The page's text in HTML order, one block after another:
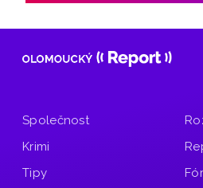
Společnost
Krimi
Tipy